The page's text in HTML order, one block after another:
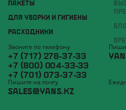
ПАКЕТЫ
ДЛЯ УБОРКИ И ГИГИЕНЫ
РАСХОДНИКИ
Звоните по телефону
+7 (717) 278-37-33
+7 (800) 004-33-33
+7 (701) 073-37-33
Пишите на почту
SALES@YANS.KZ